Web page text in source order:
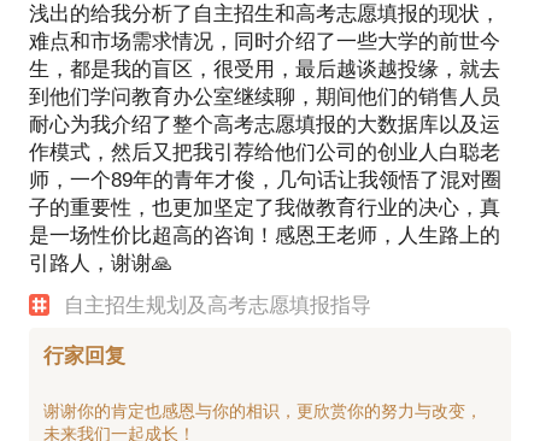
浅出的给我分析了自主招生和高考志愿填报的现状，
难点和市场需求情况，同时介绍了一些大学的前世今
生，都是我的盲区，很受用，最后越谈越投缘，就去
到他们学问教育办公室继续聊，期间他们的销售人员
耐心为我介绍了整个高考志愿填报的大数据库以及运
作模式，然后又把我引荐给他们公司的创业人白聪老
师，一个89年的青年才俊，几句话让我领悟了混对圈
子的重要性，也更加坚定了我做教育行业的决心，真
是一场性价比超高的咨询！感恩王老师，人生路上的
引路人，谢谢🙏
自主招生规划及高考志愿填报指导
行家回复
谢谢你的肯定也感恩与你的相识，更欣赏你的努力与改变，